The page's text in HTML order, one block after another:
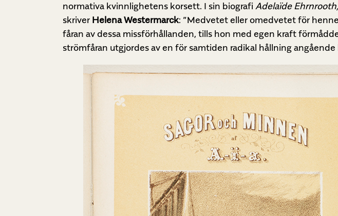
normativa kvinnlighetens korsett. I sin biografi Adelaïde
skriver Helena Westermarck: ”Medvetet eller omedvetet för
fåran av dessa missförhållanden, tills hon med egen kraft
strömfåran utgjordes av en för samtiden radikal hållning